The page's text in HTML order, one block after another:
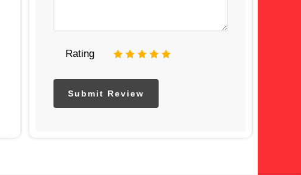
Rating 5
4
3
2